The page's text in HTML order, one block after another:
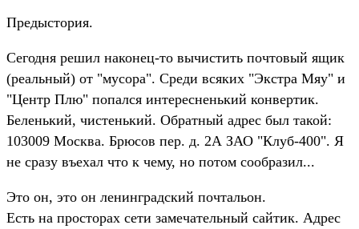
Предыстория.
Сегодня решил наконец-то вычистить почтовый ящик
(реальный) от "мусора". Среди всяких "Экстра Мяу" и
"Центр Плю" попался интересненький конвертик.
Беленький, чистенький. Обратный адрес был такой:
103009 Москва. Брюсов пер. д. 2А ЗАО "Клуб-400". Я
не сразу въехал что к чему, но потом сообразил...
Это он, это он ленинградский почтальон.
Есть на просторах сети замечательный сайтик. Адрес